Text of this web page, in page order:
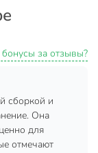
допустимая
защищает
коррозийных
обувью.
на ножки
и придадут
бонусы за отзывы?
сборкой и
Она
для
отмечают